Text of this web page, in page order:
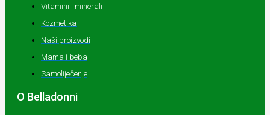
Vitamini i minerali
Kozmetika
Naši proizvodi
Mama i beba
Samoliječenje
O Belladonni